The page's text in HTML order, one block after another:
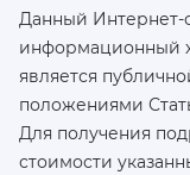
Данный Интернет-
информационный
является
положениями
Для получения
стоимости